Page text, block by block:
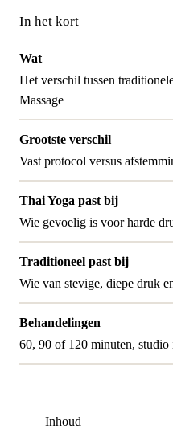
In het kort
Wat
Het verschil tussen
Massage
Grootste verschil
Vast protocol versus
Thai Yoga past bij
Wie gevoelig is voor harde
Traditioneel past bij
Wie van stevige, diepe druk
Behandelingen
60, 90 of 120 minuten, studio
Inhoud